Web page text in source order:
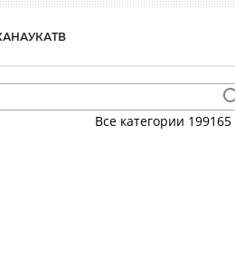
НАУКАТВ
Все категории 199165